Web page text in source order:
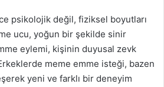
psikolojik değil, fiziksel boyutları
ucu, yoğun bir şekilde sinir
eylemi, kişinin duyusal zevk
meme emme isteği, bazen
yeni ve farklı bir deneyim